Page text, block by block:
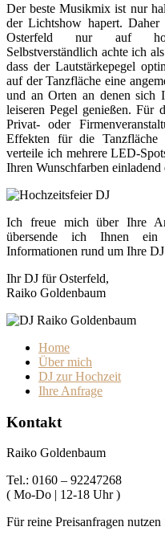
Der beste Musikmix ist nur
der Lichtshow hapert.
Osterfeld nur auf
Selbstverständlich achte ich
dass der Lautstärkepegel
auf der Tanzfläche eine
und an Orten an denen sich
leiseren Pegel genießen. Für
Privat- oder
Effekten für die
verteile ich mehrere LED-
Ihren Wunschfarben einladend
Ich freue mich über Ihre
übersende ich Ihnen
Informationen rund um Ihre
Ihr DJ für Osterfeld,
Raiko Goldenbaum
Home
Über mich
DJ zur Hochzeit
Ihre Anfrage
Kontakt
Raiko Goldenbaum
Tel.: 0160 – 92247268
( Mo-Do | 12-18 Uhr )
Für reine Preisanfragen nutzen